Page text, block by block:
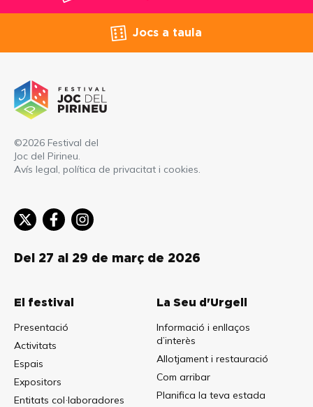
Jocs a taula
©2026 Festival del
Joc del Pirineu.
Avís legal, política de privacitat i cookies.
Del 27 al 29 de març de 2026
El festival
Presentació
Activitats
Espais
Expositors
Entitats col·laboradores
La Seu d'Urgell
Informació i enllaços
d’interès
Allotjament i restauració
Com arribar
Planifica la teva estada